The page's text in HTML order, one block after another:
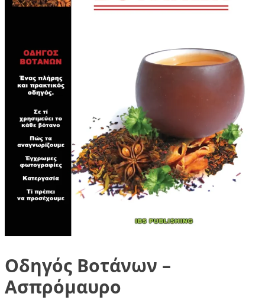
Οδηγός Βοτάνων –
Ασπρόμαυρο